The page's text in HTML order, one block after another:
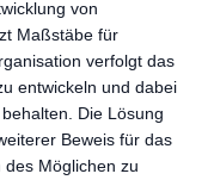
von
Maßstäbe für
verfolgt das
entwickeln und dabei
Die Lösung
Beweis für das
Möglichen zu